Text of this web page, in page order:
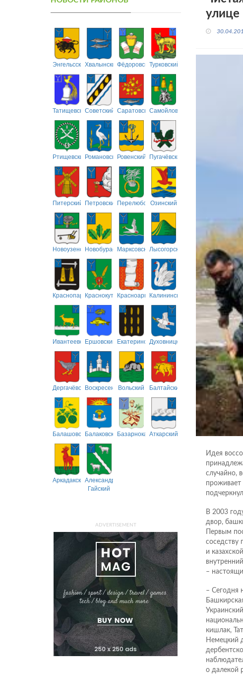
ЭнгельсскийХвалынскийФёдоровскийТурковский
ТатищевскийСоветский СаратовскийСамойловский
РтищевскийРомановскийРовенский Пугачёвский
Питерский ПетровскийПерелюбскийОзинский
НовоузенскийНовобурасскийМарксовскийЛысогорский
Краснопартизанский
КраснокутскийКрасноармейский
Калининский
ИвантеевскийЕршовский ЕкатериновскийДуховницкий
ДергачёвскийВоскресенскийВольский Балтайский
БалашовскийБалаковскийБазарнокарабулакский
Аткарский
АркадакскийАлександрово-
Гайский
ADVERTISEMENT
улице
Идея
случайно,
проживает
В 2003
двор,
Первым
соседству
и
–
– Сегодня
кишлак,
Немецкий
о далекой